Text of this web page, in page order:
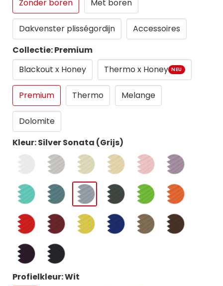
Zonder boren
Met boren
Dakvenster plisségordijn
Accessoires
Collectie: Premium
Blackout x Honey
Thermo x Honey NEU
Premium Thermo Melange
Dolomite
Kleur: Silver Sonata (Grijs)
Profielkleur: Wit